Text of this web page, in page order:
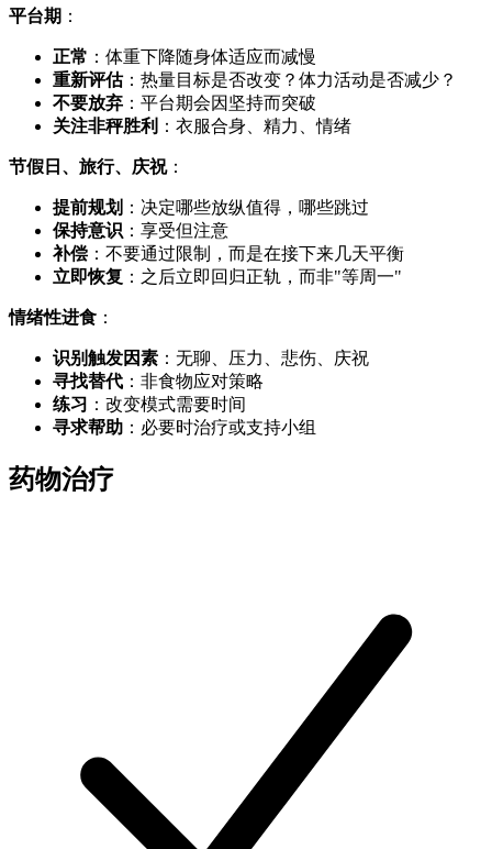
平台期 ：
正常 ：体重下降随身体适应而减慢
重新评估：热量目标是否改变？体力活动是否减少？
不要放弃 ：平台期会因坚持而突破
关注非秤胜利 ：衣服合身、精力、情绪
节假日、旅行、庆祝：
提前规划 ：决定哪些放纵值得，哪些跳过
保持意识 ：享受但注意
补偿 ：不要通过限制，而是在接下来几天平衡
立即恢复 ：之后立即回归正轨，而非"等周一"
情绪性进食 ：
识别触发因素 ：无聊、压力、悲伤、庆祝
寻找替代 ：非食物应对策略
练习 ：改变模式需要时间
寻求帮助 ：必要时治疗或支持小组
药物治疗